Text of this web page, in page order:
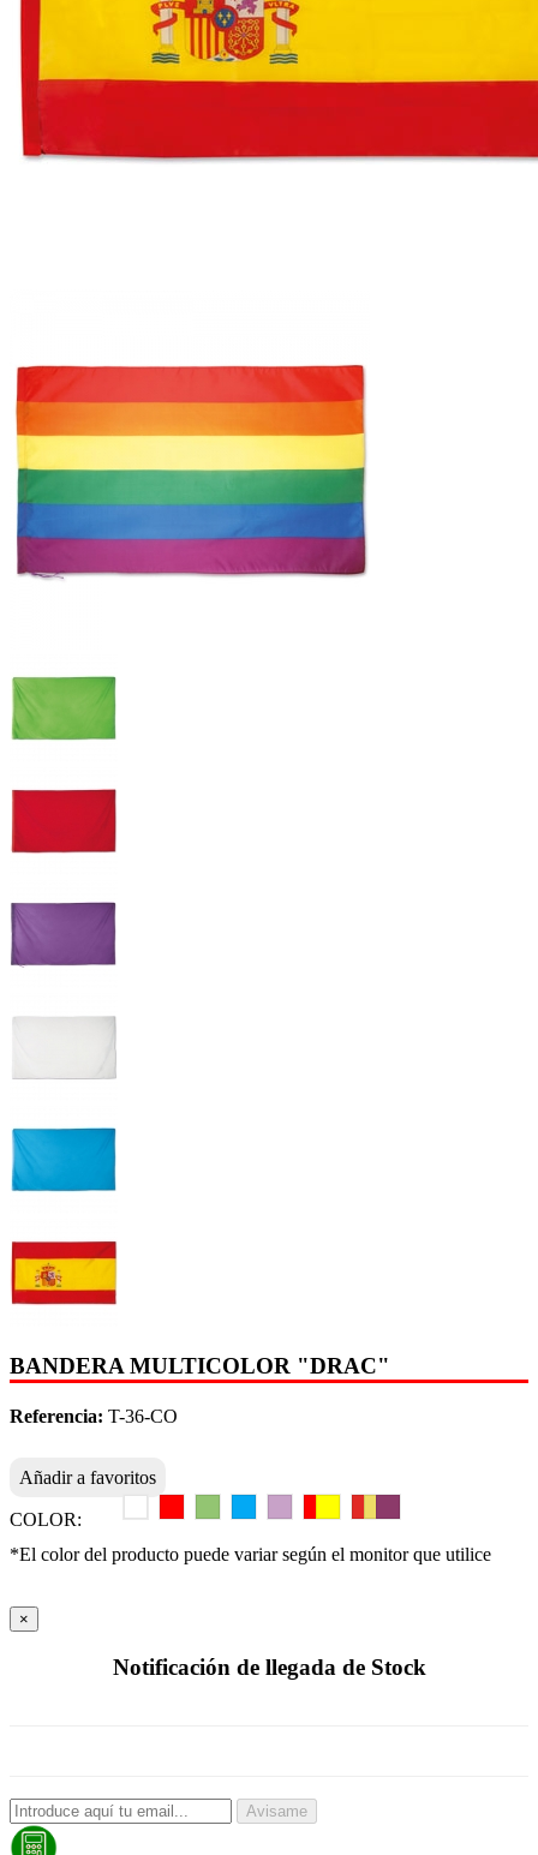
BANDERA MULTICOLOR "DRAC"
Referencia: T-36-CO
Añadir a favoritos
COLOR:
*El color del producto puede variar según el monitor que utilice
×
Notificación de llegada de Stock
Avisame